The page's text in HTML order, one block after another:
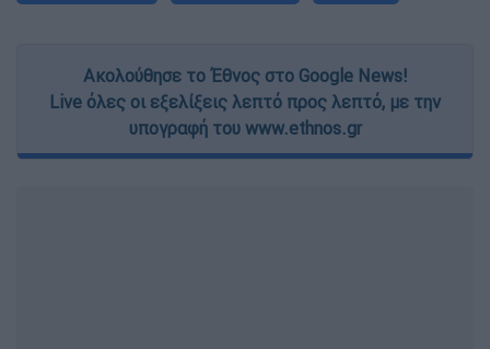
Ακολούθησε το Έθνος στο Google News!
Live όλες οι εξελίξεις λεπτό προς λεπτό, με την
υπογραφή του www.ethnos.gr